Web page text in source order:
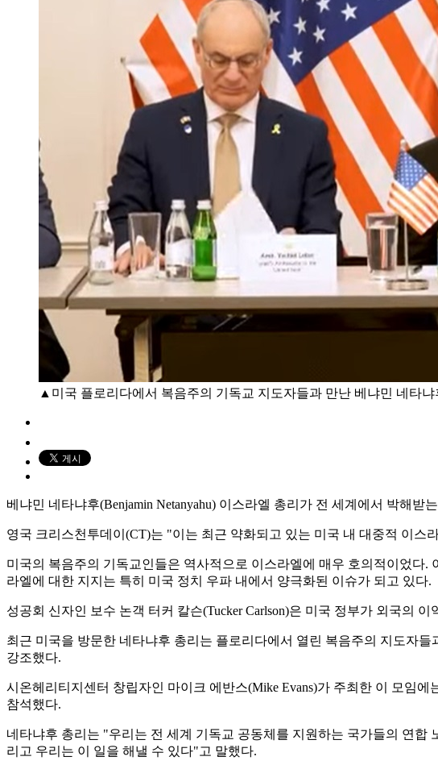
▲미국 플로리다에서 복음주의 기독교 지도자들과 만난 베냐민 네타냐
베냐민 네타냐후(Benjamin Netanyahu) 이스라엘 총리가 전 세계에서 박해
영국 크리스천투데이(CT)는 "이는 최근 약화되고 있는 미국 내 대중적 이
미국의 복음주의 기독교인들은 역사적으로 이스라엘에 매우 호의적이었다
라엘에 대한 지지는 특히 미국 정치 우파 내에서 양극화된 이슈가 되고 있다.
성공회 신자인 보수 논객 터커 칼슨(Tucker Carlson)은 미국 정부가 외국의
최근 미국을 방문한 네타냐후 총리는 플로리다에서 열린 복음주의 지도자
강조했다.
시온헤리티지센터 창립자인 마이크 에반스(Mike Evans)가 주최한 이 모임
참석했다.
네타냐후 총리는 "우리는 전 세계 기독교 공동체를 지원하는 국가들의 연
리고 우리는 이 일을 해낼 수 있다"고 말했다.